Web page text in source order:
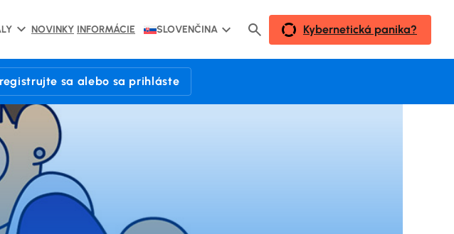
NOVINKY INFORMÁCIE SLOVENČINA Kybernetická panika?
sa alebo sa prihláste